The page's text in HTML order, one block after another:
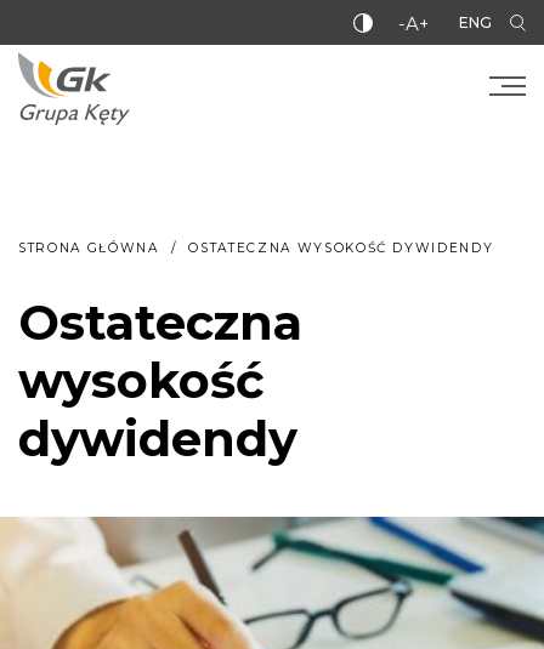
-A+ ENG
STRONA GŁÓWNA OSTATECZNA WYSOKOŚĆ DYWIDENDY
Ostateczna
wysokość
dywidendy